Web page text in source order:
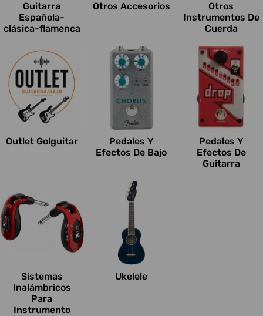
Guitarra
Española-
clásica-flamenca
Otros Accesorios
Otros
Instrumentos De
Cuerda
Outlet Go!guitar
Pedales Y
Efectos De Bajo
Pedales Y
Efectos De
Guitarra
Sistemas
Inalámbricos
Para
Instrumento
Ukelele